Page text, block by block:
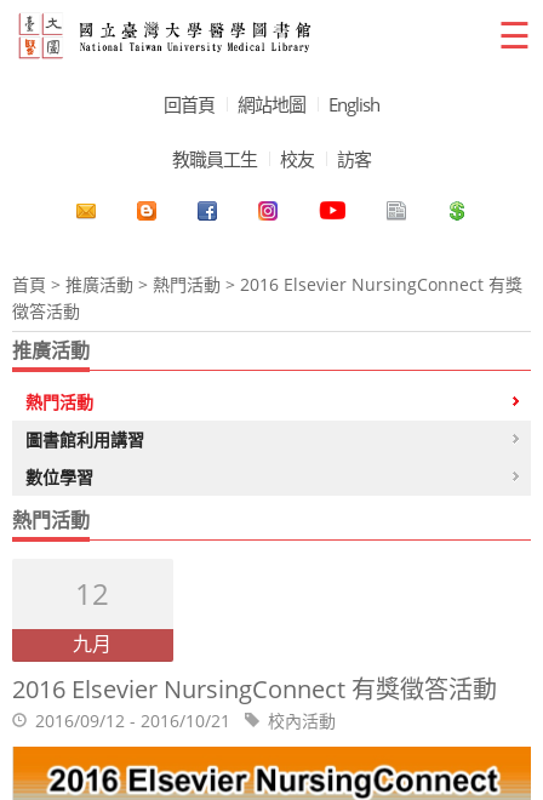
☰
回首頁 網站地圖 English
教職員工生 校友 訪客
首頁 > 推廣活動 > 熱門活動 > 2016 Elsevier NursingConnect 有獎
徵答活動
推廣活動
熱門活動
圖書館利用講習
數位學習
熱門活動
12
九月
2016 Elsevier NursingConnect 有獎徵答活動
2016/09/12 - 2016/10/21 校內活動